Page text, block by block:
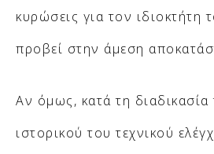
κυρώσεις για τον ιδιοκτήτη
προβεί στην άμεση
Αν όμως, κατά τη διαδικασία
ιστορικού του τεχνικού